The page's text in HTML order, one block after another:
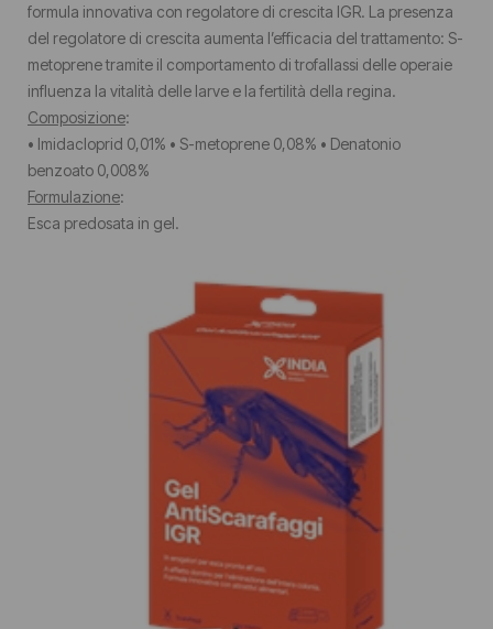
formula innovativa con regolatore di crescita IGR. La presenza
del regolatore di crescita aumenta l’efficacia del trattamento: S-
metoprene tramite il comportamento di trofallassi delle operaie
influenza la vitalità delle larve e la fertilità della regina.
Composizione:
• Imidacloprid 0,01% • S-metoprene 0,08% • Denatonio
benzoato 0,008%
Formulazione:
Esca predosata in gel.